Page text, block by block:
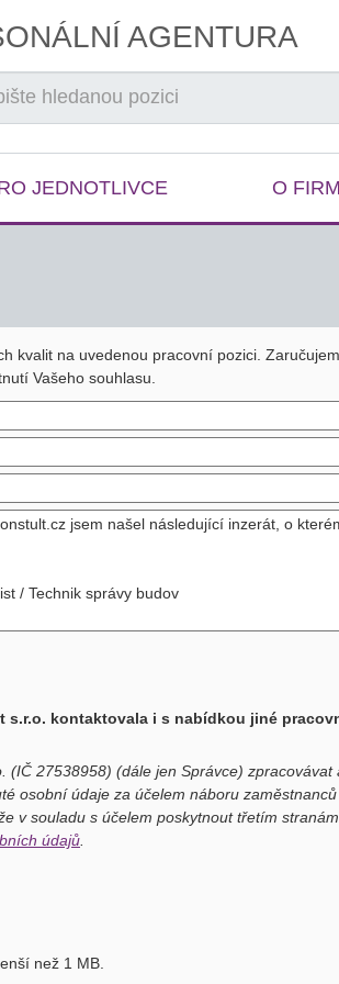
AGENTURA
JEDNOTLIVCE O
kvalit na uvedenou pracovní pozici.
Vašeho souhlasu.
s.r.o. kontaktovala i s nabídkou jiné
27538958) (dále jen Správce)
osobní údaje za účelem náboru
v souladu s účelem poskytnout třetím
údajů
než 1 MB.